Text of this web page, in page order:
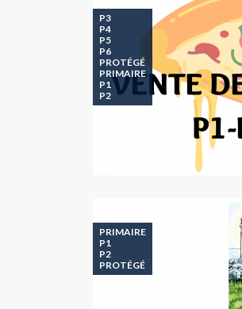
P3
P4
P5
P6
PROTÉGÉ
PRIMAIRE
P1
P2
PRIMAIRE
P1
P2
PROTÉGÉ